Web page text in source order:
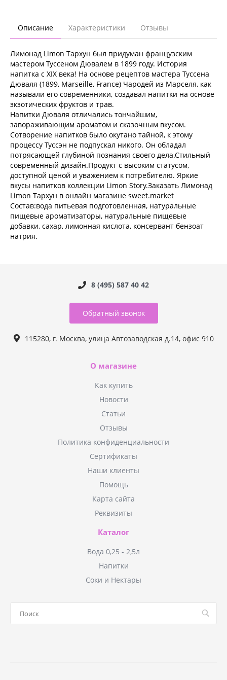
Описание Характеристики Отзывы
Лимонад Limon Тархун был придуман французским
мастером Туссеном Дювалем в 1899 году. История
напитка с XIX века! На основе рецептов мастера Туссена
Дюваля (1899, Marseille, France) Чародей из Марселя, как
называли его современники, создавал напитки на основе
экзотических фруктов и трав.
Напитки Дюваля отличались тончайшим,
завораживающим ароматом и сказочным вкусом.
Сотворение напитков было окутано тайной, к этому
процессу Туссэн не подпускал никого. Он обладал
потрясающей глубиной познания своего дела.Стильный
современный дизайн.Продукт с высоким статусом,
доступной ценой и уважением к потребителю. Яркие
вкусы напитков коллекции Limon Story.Заказать Лимонад
Limon Тархун в онлайн магазине sweet.market
Состав:вода питьевая подготовленная, натуральные
пищевые ароматизаторы, натуральные пищевые
добавки, сахар, лимонная кислота, консервант бензоат
натрия.
8 (495) 587 40 42
Обратный звонок
115280, г. Москва, улица Автозаводская д.14, офис 910
О магазине
Как купить
Новости
Статьи
Отзывы
Политика конфиденциальности
Сертификаты
Наши клиенты
Помощь
Карта сайта
Реквизиты
Каталог
Вода 0,25 - 2,5л
Напитки
Соки и Нектары